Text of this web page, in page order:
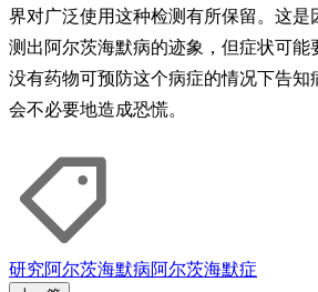
界对广泛使用这种检测有所保留。这是
测出阿尔茨海默病的迹象，但症状可能
没有药物可预防这个病症的情况下告知
会不必要地造成恐慌。
研究阿尔茨海默病阿尔茨海默症